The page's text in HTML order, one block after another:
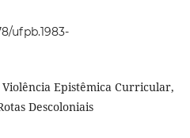
ufpb.1983-
Epistêmica Curricular,
Descoloniais